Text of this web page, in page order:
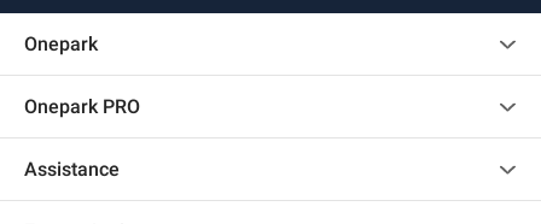
Onepark
Recrutement
Onepark PRO
Assistance